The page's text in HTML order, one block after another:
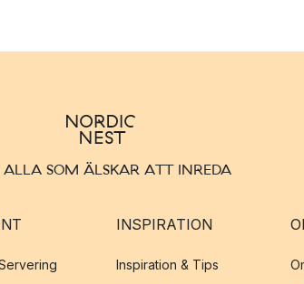
ALLA SOM ÄLSKAR ATT INREDA
INSPIRATION
Inspiration & Tips